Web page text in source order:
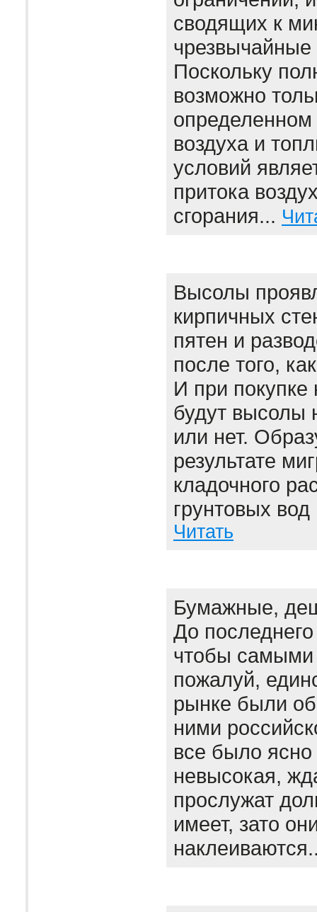
сводящих к
чрезвычайные
Поскольку
возможно
воздуха и
условий
притока
сгорания...
Высолы
кирпичных
пятен и
после того,
И при покупке
будут высолы
или нет.
результате
кладочного
грунтовых
Читать
Бумажные,
До
чтобы
пожалуй,
рынке были
ними
все было
невысокая,
прослужат
имеет, зато